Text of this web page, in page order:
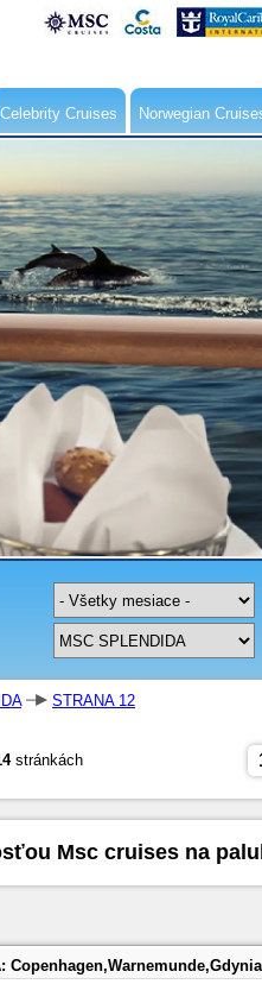
Celebrity Cruises Norwegian
STRANA 12
stránkách
Msc cruises na